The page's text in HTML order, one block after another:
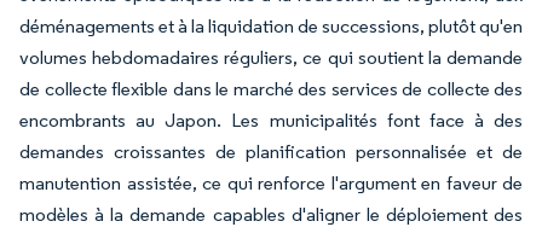
déménagements et à la liquidation de successions, plutôt qu'en
volumes hebdomadaires réguliers, ce qui soutient la demande
de collecte flexible dans le marché des services de collecte des
encombrants au Japon. Les municipalités font face à des
demandes croissantes de planification personnalisée et de
manutention assistée, ce qui renforce l'argument en faveur de
modèles à la demande capables d'aligner le déploiement des